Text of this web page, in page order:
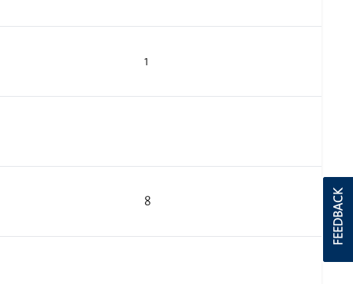
1
8 FEEDBACK